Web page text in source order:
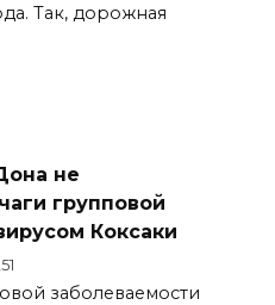
Так, дорожная
не
групповой
Коксаки
заболеваемости